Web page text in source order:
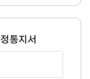
통지서